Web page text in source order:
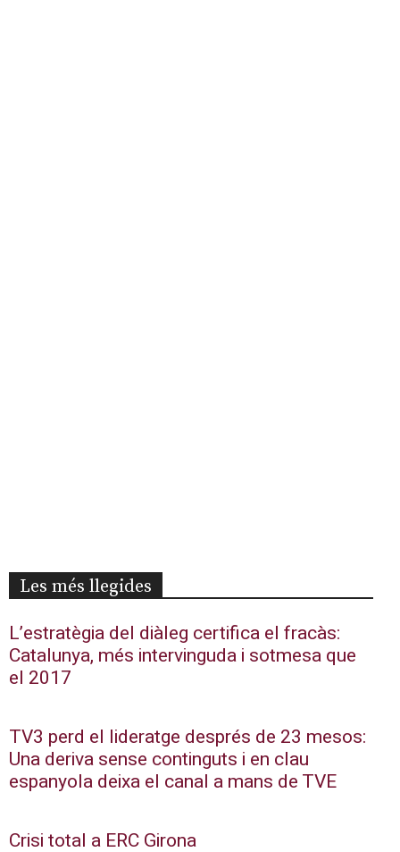
Les més llegides
L’estratègia del diàleg certifica el fracàs:
Catalunya, més intervinguda i sotmesa que
el 2017
TV3 perd el lideratge després de 23 mesos:
Una deriva sense continguts i en clau
espanyola deixa el canal a mans de TVE
Crisi total a ERC Girona